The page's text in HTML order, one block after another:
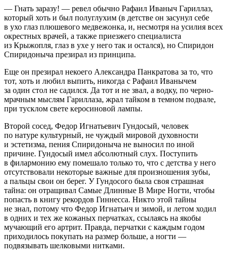
— Гнать заразу! — ревел обычно Рафаил Иваныч Гариллаз,
который хоть и был полуглухим (в детстве он засунул себе
в ухо глаз плюшевого медвежонка, и, несмотря на усилия всех
окрестных врачей, а также приезжего специалиста
из Крыжопля, глаз в ухе у него так и остался), но Спиридон
Спиридоныча презирал из принципа.
Еще он презирал некоего Александра Панкратова за то, что
тот, хоть и любил выпить, никогда с Рафаил Иванычем
за один стол не садился. Да тот и не звал, а водку, по черно-
мрачным мыслям Гариллаза, жрал тайком в темном подвале,
при тусклом свете керосиновой лампы.
Второй сосед, Федор Игнатьевич Гундосый, человек
по натуре культурный, не чуждый мировой духовности
и эстетизма, пения Спиридоныча не выносил по иной
причине. Гундосый имел абсолютный слух. Поступить
в филармонию ему помешало только то, что с детства у него
отсутствовали некоторые важные для произношения зубы,
а пальцы свои он берег. У Гундосого была своя страшная
тайна: он отращивал Самые Длинные В Мире Ногти, чтобы
попасть в книгу рекордов Гиннесса. Никто этой тайны
не знал, потому что Федор Игнатьич и зимой, и летом ходил
в одних и тех же кожаных перчатках, ссылаясь на якобы
мучающий его артрит. Правда, перчатки с каждым годом
приходилось покупать на размер больше, а ногти —
подвязывать шелковыми нитками.